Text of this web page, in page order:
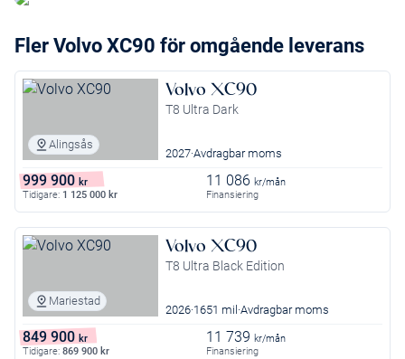
Fler Volvo XC90 för omgående leverans
Alingsås
Volvo XC90
T8 Ultra Dark
2027 Avdragbar moms
999 900 kr
Tidigare: 1 125 000 kr
11 086 kr/mån
Finansiering
Mariestad
Volvo XC90
T8 Ultra Black Edition
2026 1651 mil Avdragbar moms
849 900 kr
Tidigare: 869 900 kr
11 739 kr/mån
Finansiering